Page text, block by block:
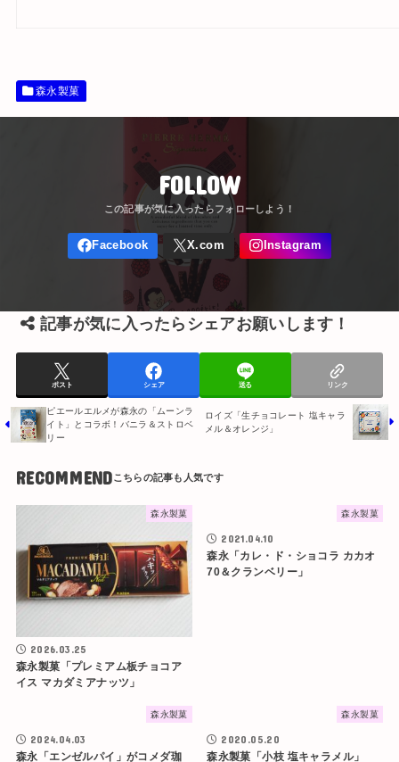
森永製菓
FOLLOW
記事が気に入ったらシェアお願いします！
ポスト シェア 送る リンク
ピエールエルメが森永の「ムーンラ
イト」とコラボ！バニラ＆ストロベ
リー
ロイズ「生チョコレート 塩キャラ
メル＆オレンジ」
RECOMMEND
森永製菓
2026.03.25
森永製菓「プレミアム板チョコア
イス マカダミアナッツ」
森永製菓
2021.04.10
森永「カレ・ド・ショコラ カカオ
70＆クランベリー」
森永製菓
2024.04.03
森永「エンゼルパイ」がコメダ珈
森永製菓
2020.05.20
森永製菓「小枝 塩キャラメル」